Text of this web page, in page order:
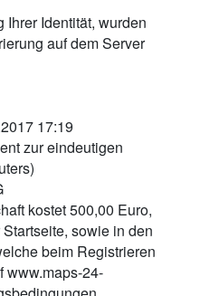
Identität, wurden
auf dem Server
17:19
zur eindeutigen
kostet 500,00 Euro,
sowie in den
beim Registrieren
www.maps-24-